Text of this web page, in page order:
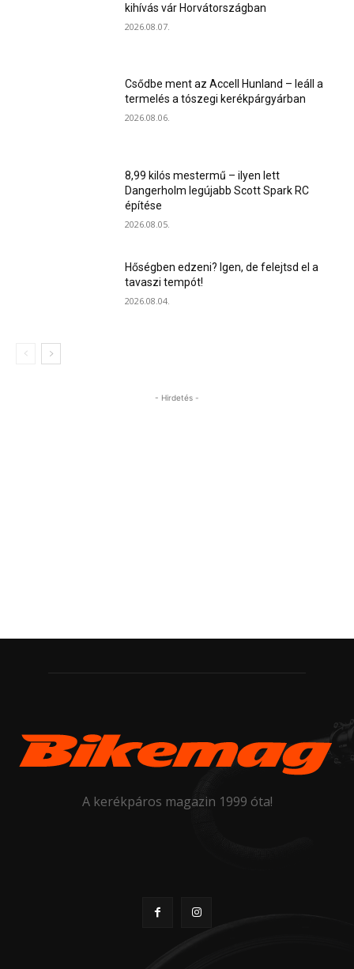
kihívás vár Horvátországban
2026.08.07.
Csődbe ment az Accell Hunland – leáll a
termelés a tószegi kerékpárgyárban
2026.08.06.
8,99 kilós mestermű – ilyen lett
Dangerholm legújabb Scott Spark RC
építése
2026.08.05.
Hőségben edzeni? Igen, de felejtsd el a
tavaszi tempót!
2026.08.04.
- Hirdetés -
A kerékpáros magazin 1999 óta!